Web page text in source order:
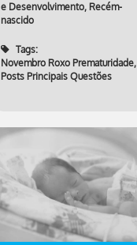
e Desenvolvimento, Recém-
nascido
Tags:
Novembro Roxo Prematuridade,
Posts Principais Questões